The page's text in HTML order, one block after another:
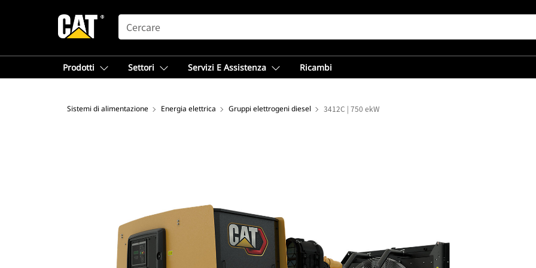
SEARCH
Prodotti Settori Servizi E Assistenza Ricambi
Sistemi di alimentazione Energia elettrica Gruppi elettrogeni diesel 3412C | 750 ekW